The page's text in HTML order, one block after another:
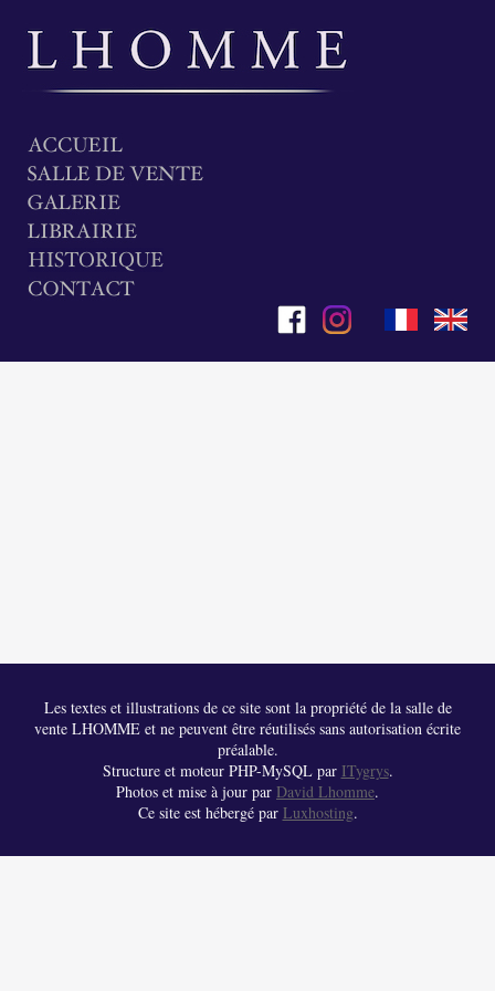
Les textes et illustrations de ce site sont la propriété de la salle de
vente LHOMME et ne peuvent être réutilisés sans autorisation écrite
préalable.
Structure et moteur PHP-MySQL par ITygrys.
Photos et mise à jour par David Lhomme.
Ce site est hébergé par Luxhosting.